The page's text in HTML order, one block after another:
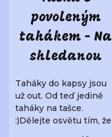
povoleným
tahákem - Na
shledanou
Taháky do kapsy jsou
už out. Od teď jedině
taháky na tašce.
:)Dělejte osvětu tím, že